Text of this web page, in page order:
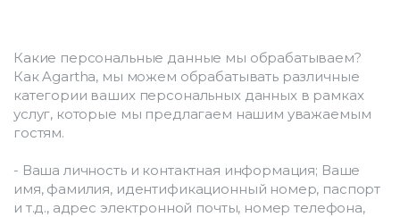
Какие персональные данные мы обрабатываем?
Как Agartha, мы можем обрабатывать различные
категории ваших персональных данных в рамках
услуг, которые мы предлагаем нашим уважаемым
гостям.
- Ваша личность и контактная информация; Ваше
имя, фамилия, идентификационный номер, паспорт
и т.д., адрес электронной почты, номер телефона,